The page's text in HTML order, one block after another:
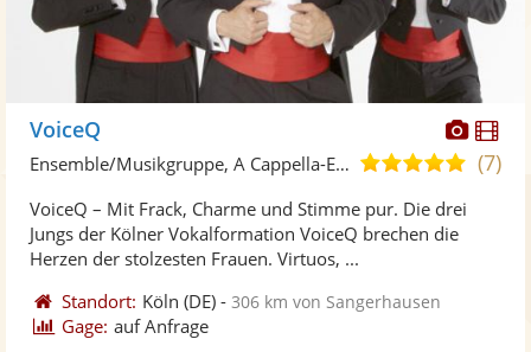
VoiceQ
4,9
5
(7)
Ensemble/Musikgruppe, A Cappella-Ensemble
VoiceQ – Mit Frack, Charme und Stimme pur. Die drei
Jungs der Kölner Vokalformation VoiceQ brechen die
Herzen der stolzesten Frauen. Virtuos, ...
Standort: Köln (DE) -306 km von Sangerhausen
Gage: auf Anfrage